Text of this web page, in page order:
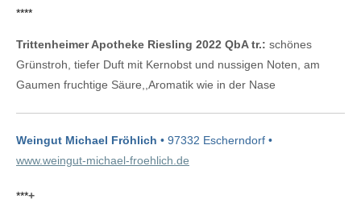
****
Trittenheimer Apotheke Riesling 2022 QbA tr.: schönes
Grünstroh, tiefer Duft mit Kernobst und nussigen Noten, am
Gaumen fruchtige Säure,,Aromatik wie in der Nase
Weingut Michael Fröhlich • 97332 Escherndorf •
www.weingut-michael-froehlich.de
***+